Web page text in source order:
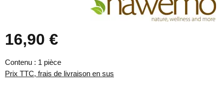
Prix régulier :
16,90 €
Contenu : 1 pièce
Prix TTC, frais de livraison en sus